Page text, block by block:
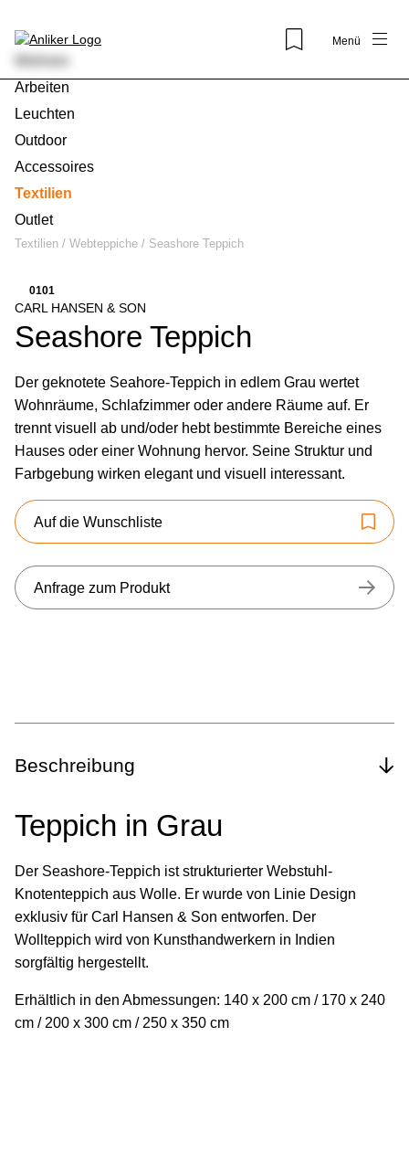
Menü
Arbeiten
Leuchten
Outdoor
Accessoires
Textilien
Outlet
Textilien / Webteppiche / Seashore Teppich
0101
CARL HANSEN & SON
Seashore Teppich
Der geknotete Seahore-Teppich in edlem Grau wertet
Wohnräume, Schlafzimmer oder andere Räume auf. Er
trennt visuell ab und/oder hebt bestimmte Bereiche eines
Hauses oder einer Wohnung hervor. Seine Struktur und
Farbgebung wirken elegant und visuell interessant.
Auf die Wunschliste
Anfrage zum Produkt
Beschreibung
Teppich in Grau
Der Seashore-Teppich ist strukturierter Webstuhl-
Knotenteppich aus Wolle. Er wurde von Linie Design
exklusiv für Carl Hansen & Son entworfen. Der
Wollteppich wird von Kunsthandwerkern in Indien
sorgfältig hergestellt.
Erhältlich in den Abmessungen: 140 x 200 cm / 170 x 240
cm / 200 x 300 cm / 250 x 350 cm